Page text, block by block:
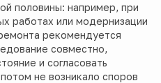
половины: например, при
работах или модернизации
рекомендуется
совместно,
и согласовать
не возникало споров